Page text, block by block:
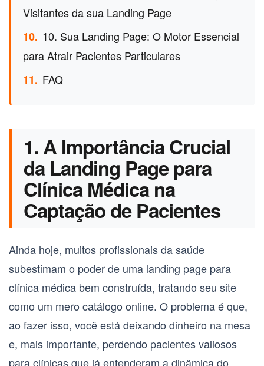
Visitantes da sua Landing Page
10. 10. Sua Landing Page: O Motor Essencial
para Atrair Pacientes Particulares
11. FAQ
1. A Importância Crucial
da Landing Page para
Clínica Médica na
Captação de Pacientes
Ainda hoje, muitos profissionais da saúde
subestimam o poder de uma landing page para
clínica médica bem construída, tratando seu site
como um mero catálogo online. O problema é que,
ao fazer isso, você está deixando dinheiro na mesa
e, mais importante, perdendo pacientes valiosos
para clínicas que já entenderam a dinâmica do